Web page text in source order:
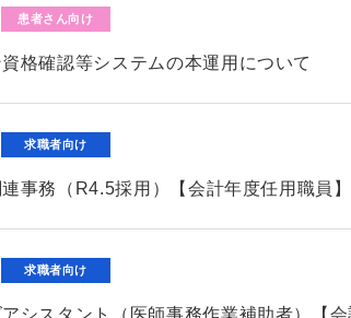
患者さん向け
格確認等システムの本運用について
求職者向け
事務（R4.5採用）【会計年度任用職員
求職者向け
アシスタント（医師事務作業補助者）【